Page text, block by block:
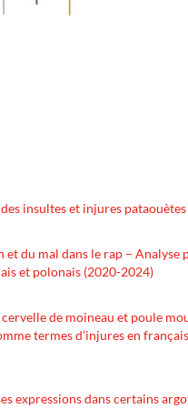
insultes et injures pataouètes
et du mal dans le rap – Analyse
et polonais (2020-2024)
de moineau et poule
termes d’injures en
expressions dans certains